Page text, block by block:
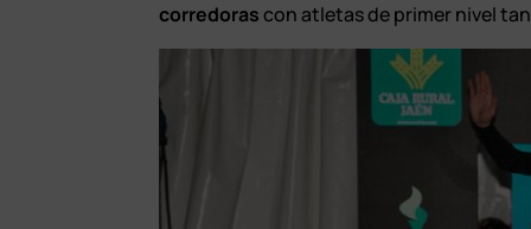
corredorascon atletas de primer nivel